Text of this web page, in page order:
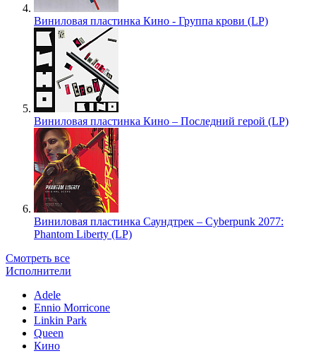
Виниловая пластинка Кино - Группа крови (LP)
Виниловая пластинка Кино – Последний герой (LP)
Виниловая пластинка Саундтрек – Cyberpunk 2077:
Phantom Liberty (LP)
Смотреть все
Исполнители
Adele
Ennio Morricone
Linkin Park
Queen
Кино